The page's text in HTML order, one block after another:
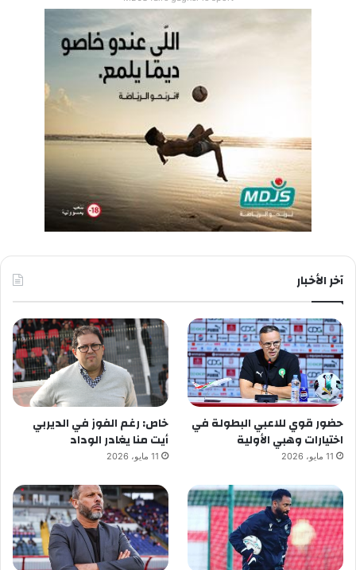
آخر الأخبار
حضور قوي للاعبي البطولة في
اختيارات وهبي الأولية
11 مايو، 2026
خاص: رغم الفوز في الديربي
أيت منا يغادر الوداد
11 مايو، 2026